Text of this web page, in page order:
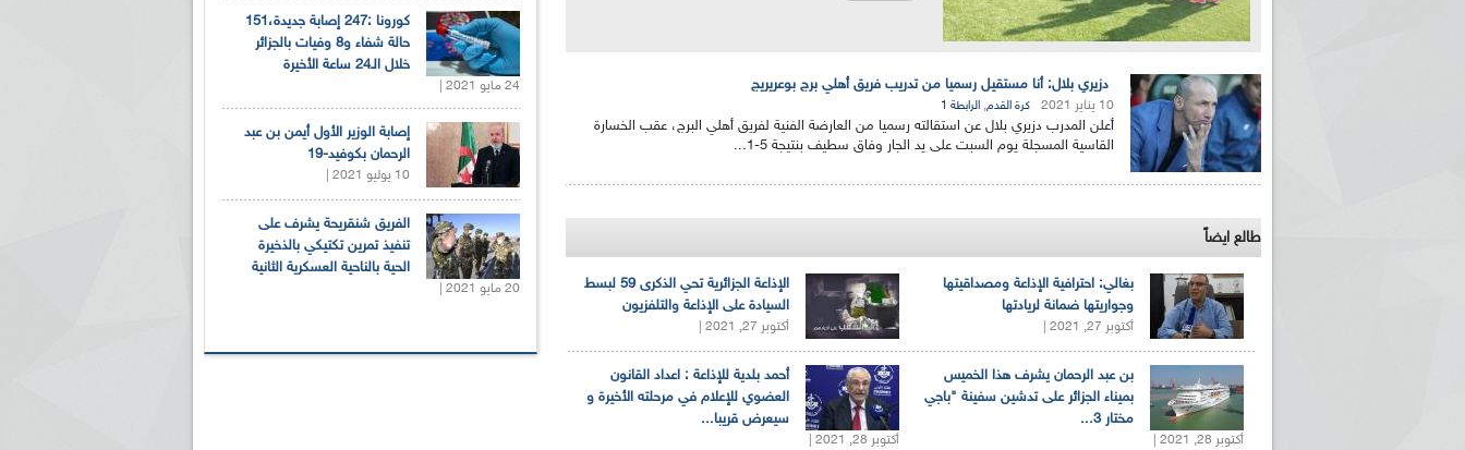
دزيري بلال: أنا مستقيل رسميا من تدريب فريق أهلي برج بوعريريج
10 يناير 2021 كرة القدم, الرابطة 1
أعلن المدرب دزيري بلال عن استقالته رسميا من العارضة الفنية لفريق أهلي البرج، عقب الخسارة
القاسية المسجلة يوم السبت على يد الجار وفاق سطيف بنتيجة 5-1...
طالع ايضاً
الإذاعة الجزائرية تحي الذكرى 59 لبسط
السيادة على الإذاعة والتلفزيون
أكتوبر 27, 2021 |
بغالي: احترافية الإذاعة ومصداقيتها
وجواريتها ضمانة لريادتها
أكتوبر 27, 2021 |
أحمد بلدية للإذاعة : اعداد القانون
العضوي للإعلام في مرحلته الأخيرة و
سيعرض قريبا...
أكتوبر 28, 2021 |
بن عبد الرحمان يشرف هذا الخميس
بميناء الجزائر على تدشين سفينة "باجي
مختار 3...
أكتوبر 28, 2021 |
كورونا :247 إصابة جديدة،151
حالة شفاء و8 وفيات بالجزائر
خلال الـ24 ساعة الأخيرة
24 مايو 2021 |
إصابة الوزير الأول أيمن بن عبد
الرحمان بكوفيد-19
10 يوليو 2021 |
الفريق شنقريحة يشرف على
تنفيذ تمرين تكتيكي بالذخيرة
الحية بالناحية العسكرية الثانية
20 مايو 2021 |